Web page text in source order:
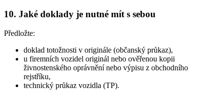
10. Jaké doklady je nutné mít s sebou
Předložte:
doklad totožnosti v originále (občanský průkaz),
u firemních vozidel originál nebo ověřenou kopii
živnostenského oprávnění nebo výpisu z obchodního
rejstříku,
technický průkaz vozidla (TP).